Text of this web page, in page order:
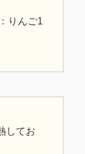
りんご1
してお